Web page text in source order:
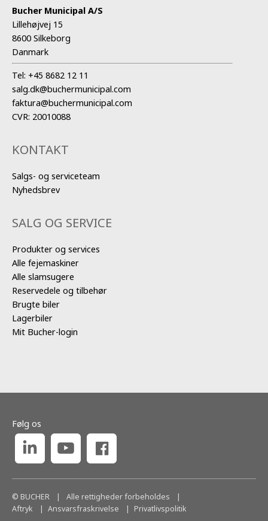
Bucher Municipal A/S
Lillehøjvej 15
8600 Silkeborg
Danmark
Tel: +45 8682 12 11
salg.dk@buchermunicipal.com
faktura@buchermunicipal.com
CVR: 20010088
KONTAKT
Salgs- og serviceteam
Nyhedsbrev
SALG OG SERVICE
Produkter og services
Alle fejemaskiner
Alle slamsugere
Reservedele og tilbehør
Brugte biler
Lagerbiler
Mit Bucher-login
© BUCHER | Alle rettigheder forbeholdes
|
Aftryk
Ansvarsfraskrivelse Privatlivspolitik
Følg os